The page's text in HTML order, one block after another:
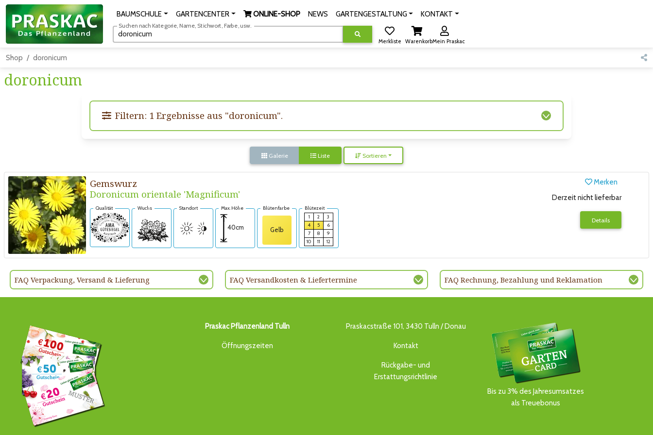
BAUMSCHULE GARTENCENTER ONLINE-SHOP NEWS GARTENGESTALTUNG KONTAKT
Suchen nach Kategorie, Name, Stichwort, Farbe, usw.
Merkliste WarenkorbMein Praskac
Shop doronicum
doronicum
Filtern: 1 Ergebnisse aus "doronicum".
Galerie Liste Sortieren
Gemswurz
Doronicum orientale 'Magnificum'
Qualität Wuchs Standort Max. Höhe
40cm
Blütenfarbe
Gelb
Blütezeit
1
2
3
4
5
6
7
8
9
10
11 12
Merken
Derzeit nicht lieferbar
Details
FAQ Verpackung, Versand & Lieferung FAQ Versandkosten & Liefertermine FAQ Rechnung, Bezahlung und Reklamation
Praskac Pflanzenland Tulln
Öffnungszeiten
Praskacstraße 101, 3430 Tulln / Donau
Kontakt
Rückgabe- und
Erstattungsrichtlinie
Bis zu 3% des Jahresumsatzes
als Treuebonus